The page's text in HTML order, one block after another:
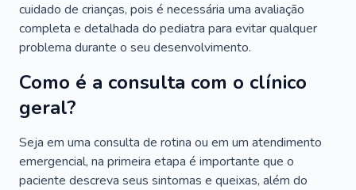
cuidado de crianças, pois é necessária uma avaliação
completa e detalhada do pediatra para evitar qualquer
problema durante o seu desenvolvimento.
Como é a consulta com o clínico
geral?
Seja em uma consulta de rotina ou em um atendimento
emergencial, na primeira etapa é importante que o
paciente descreva seus sintomas e queixas, além do